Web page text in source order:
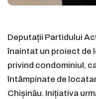
Deputații Partidului
înaintat un proiect de
privind condominiul,
întâmpinate de
Chișinău. Inițiativa